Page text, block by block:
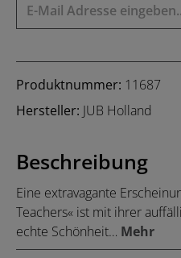
Produktnummer: 11687
Hersteller: JUB Holland
Beschreibung
Eine extravagante
Teachers« ist mit ihrer
echte Schönheit… Mehr